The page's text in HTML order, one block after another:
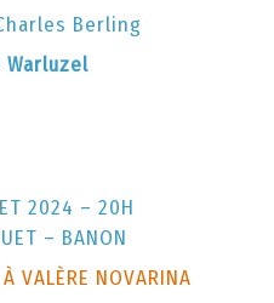
Berling
Warluzel
2024 – 20H
– BANON
VALÈRE NOVARINA